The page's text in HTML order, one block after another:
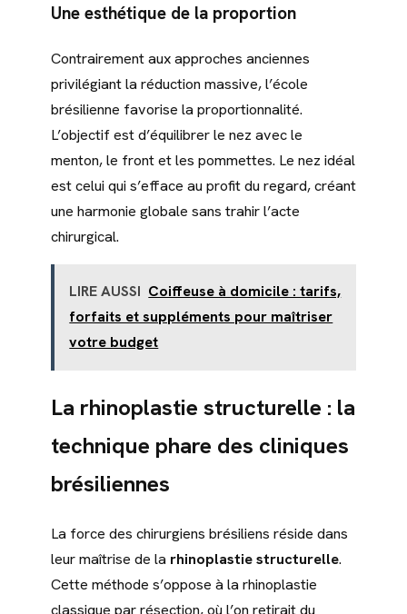
Une esthétique de la proportion
Contrairement aux approches anciennes
privilégiant la réduction massive, l’école
brésilienne favorise la proportionnalité.
L’objectif est d’équilibrer le nez avec le
menton, le front et les pommettes. Le nez idéal
est celui qui s’efface au profit du regard, créant
une harmonie globale sans trahir l’acte
chirurgical.
LIRE AUSSI Coiffeuse à domicile : tarifs,
forfaits et suppléments pour maîtriser
votre budget
La rhinoplastie structurelle : la
technique phare des cliniques
brésiliennes
La force des chirurgiens brésiliens réside dans
leur maîtrise de la rhinoplastie structurelle.
Cette méthode s’oppose à la rhinoplastie
classique par résection, où l’on retirait du